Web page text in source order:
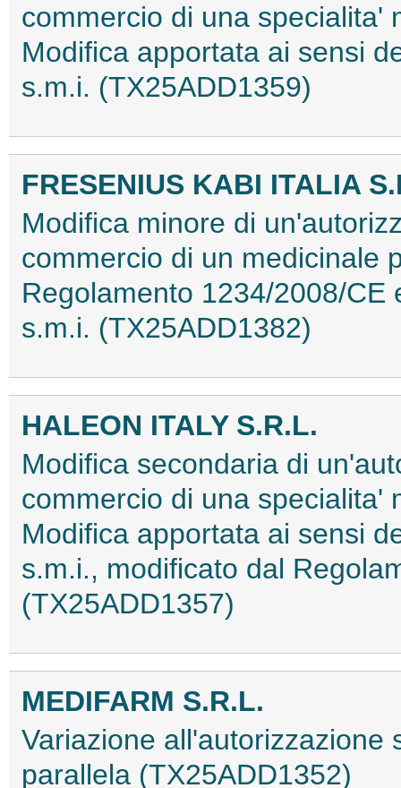
commercio di una specialita'
Modifica apportata ai sensi
s.m.i. (TX25ADD1359)
FRESENIUS KABI ITALIA
Modifica minore di
commercio di un medicinale
Regolamento 1234/2008/
s.m.i. (TX25ADD1382)
HALEON ITALY S.R.L.
Modifica secondaria di
commercio di una specialita'
Modifica apportata ai sensi
s.m.i., modificato dal
(TX25ADD1357)
MEDIFARM S.R.L.
Variazione all'autorizzazione
parallela (TX25ADD1352)